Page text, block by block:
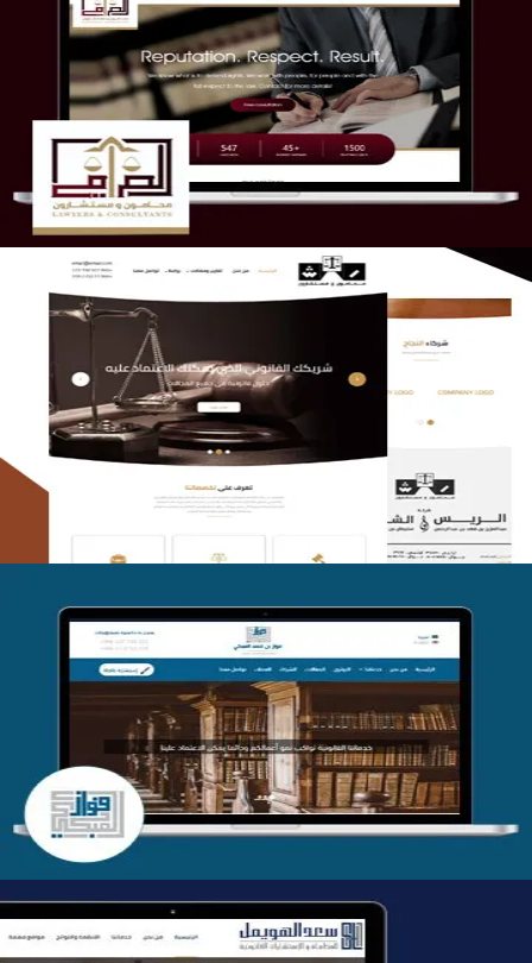
موقع الصرامي للمحاماة
التفاصيل
الريس والشعلان للمحاماة
التفاصيل
موقع فواز المبكي للمحاماة
التفاصيل